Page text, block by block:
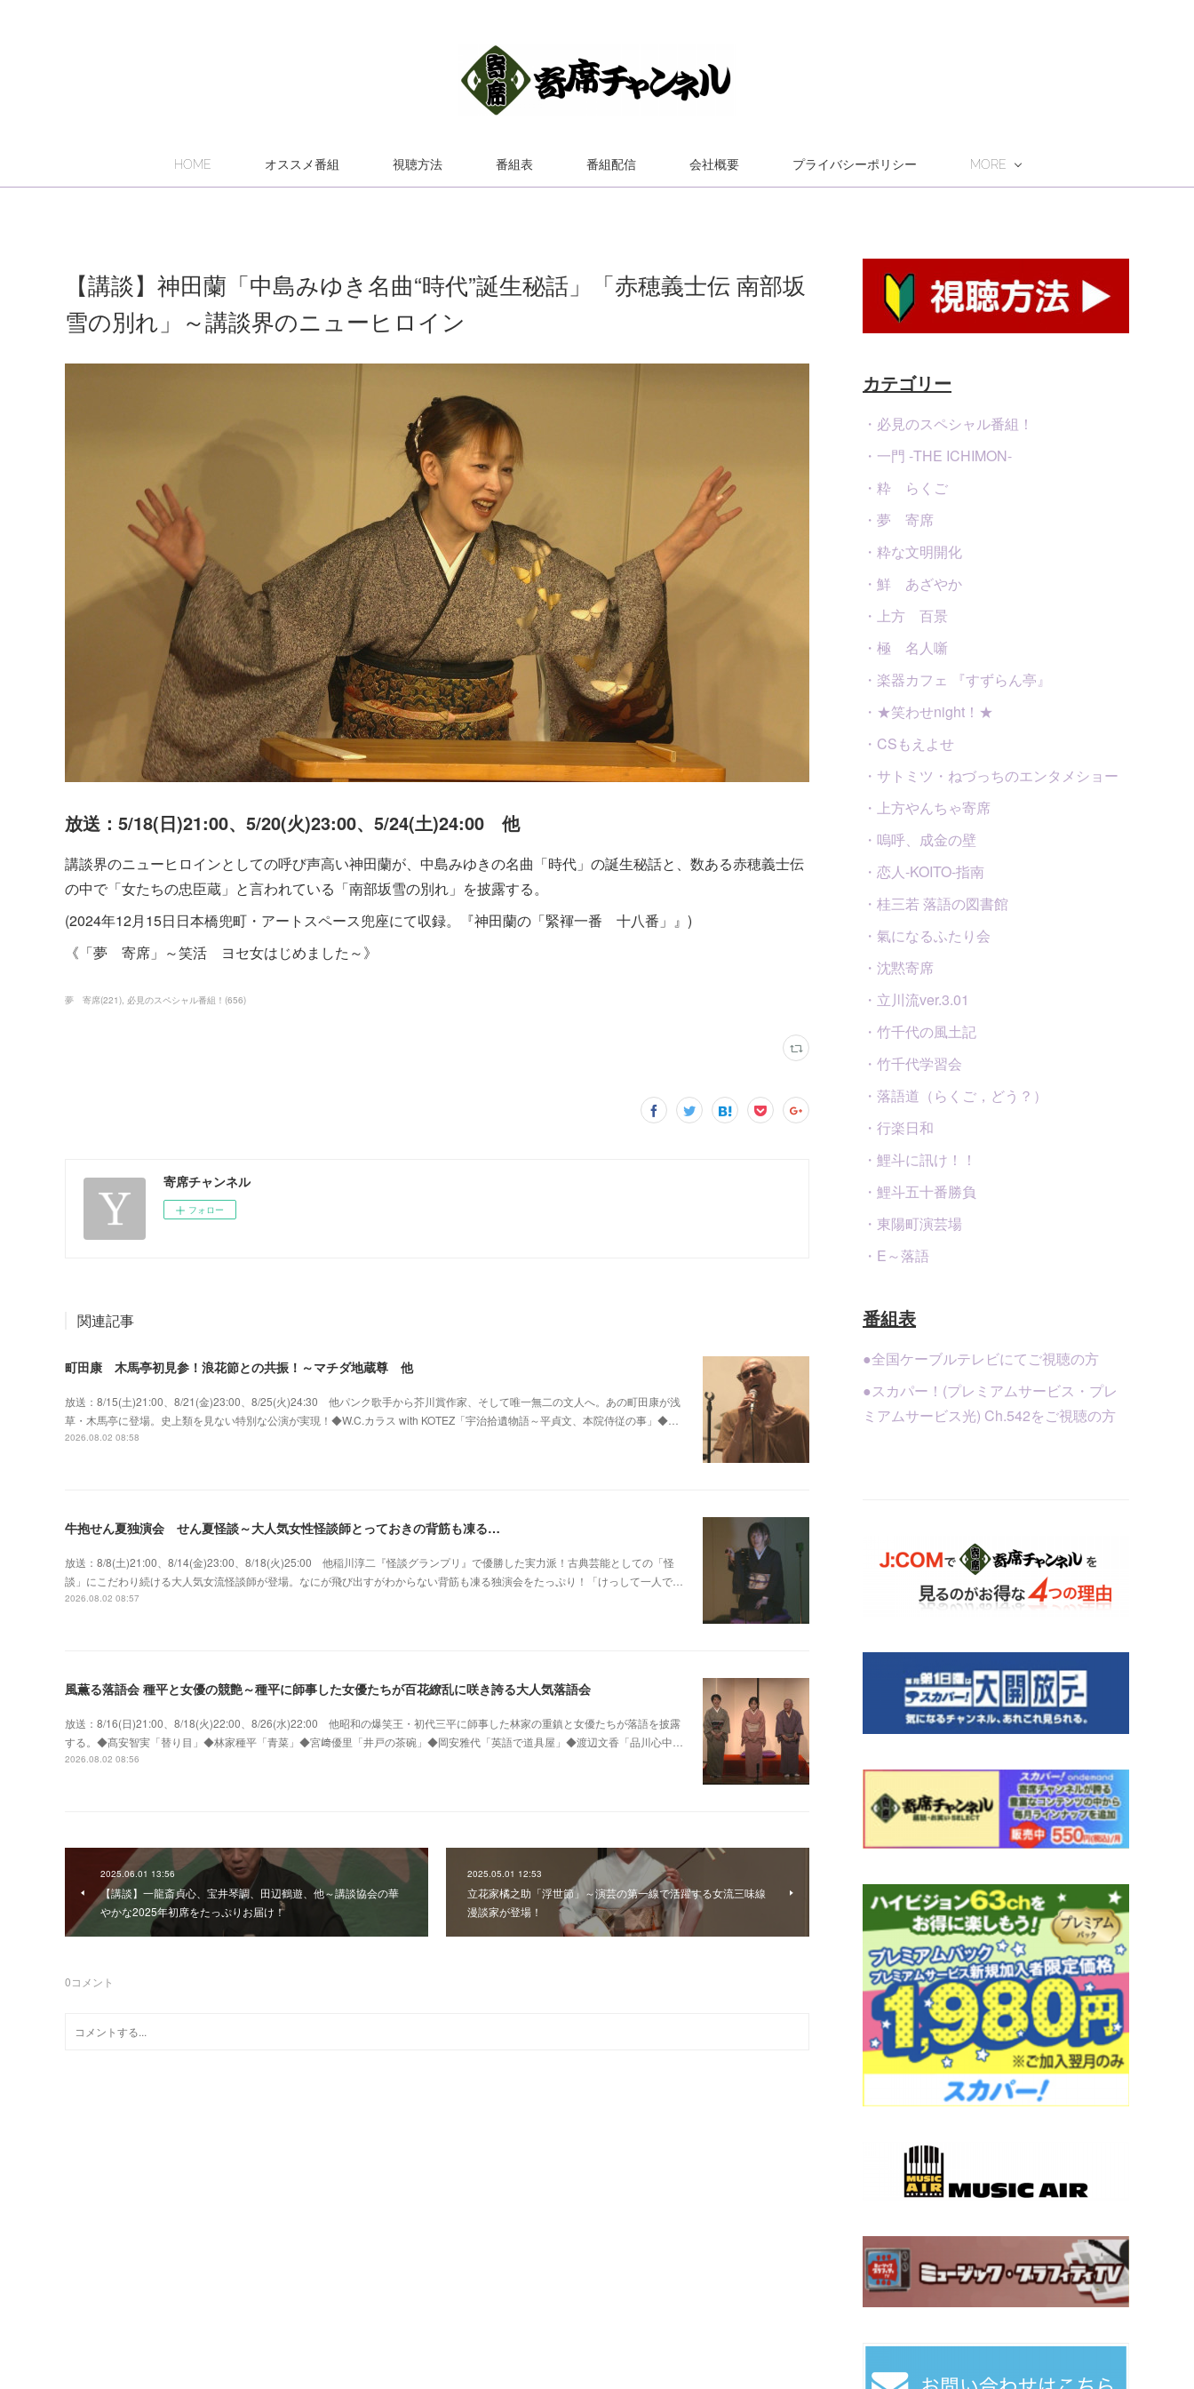
HOME オススメ番組 視聴方法 番組表 番組配信 会社概要 プライバシーポリシー MORE
【講談】神田蘭「中島みゆき名曲“時代”誕生秘話」「赤穂義士伝 南部坂
雪の別れ」～講談界のニューヒロイン
放送：5/18(日)21:00、5/20(火)23:00、5/24(土)24:00 他
講談界のニューヒロインとしての呼び声高い神田蘭が、中島みゆきの名曲「時代」の誕生秘話と、数ある赤穂義士伝
の中で「女たちの忠臣蔵」と言われている「南部坂雪の別れ」を披露する。
(2024年12月15日日本橋兜町・アートスペース兜座にて収録。『神田蘭の「緊褌一番 十八番」』)
《「夢 寄席」～笑活 ヨセ女はじめました～》
夢 寄席(221) 必見のスペシャル番組！ (656)
寄席チャンネル
フォロー
関連記事
町田康 木馬亭初見参！浪花節との共振！～マチダ地蔵尊 他
放送：8/15(土)21:00、8/21(金)23:00、8/25(火)24:30 他パンク歌手から芥川賞作家、そして唯一無二の文人へ。あの町田康が浅
草・木馬亭に登場。史上類を見ない特別な公演が実現！◆W.C.カラス with KOTEZ「宇治拾遺物語～平貞文、本院侍従の事」◆…
2026.08.02 08:58
牛抱せん夏独演会 せん夏怪談～大人気女性怪談師とっておきの背筋も凍る…
放送：8/8(土)21:00、8/14(金)23:00、8/18(火)25:00 他稲川淳二『怪談グランプリ』で優勝した実力派！古典芸能としての「怪
談」にこだわり続ける大人気女流怪談師が登場。なにが飛び出すがわからない背筋も凍る独演会をたっぷり！「けっして一人で…
2026.08.02 08:57
風薫る落語会 種平と女優の競艶～種平に師事した女優たちが百花繚乱に咲き誇る大人気落語会
放送：8/16(日)21:00、8/18(火)22:00、8/26(水)22:00 他昭和の爆笑王・初代三平に師事した林家の重鎮と女優たちが落語を披露
する。◆髙安智実「替り目」◆林家種平「青菜」◆宮﨑優里「井戸の茶碗」◆岡安雅代「英語で道具屋」◆渡辺文香「品川心中…
2026.08.02 08:56
2025.06.01 13:56
【講談】一龍斎貞心、宝井琴調、田辺鶴遊、他～講談協会の華
やかな2025年初席をたっぷりお届け！
2025.05.01 12:53
立花家橘之助「浮世節」～演芸の第一線で活躍する女流三味線
漫談家が登場！
0コメント
カテゴリー
・必見のスペシャル番組！
・一門 -THE ICHIMON-
・粋 らくご
・夢 寄席
・粋な文明開化
・鮮 あざやか
・上方 百景
・極 名人噺
・楽器カフェ 『すずらん亭』
・★笑わせnight！★
・CSもえよせ
・サトミツ・ねづっちのエンタメショー
・上方やんちゃ寄席
・嗚呼、成金の壁
・恋人-KOITO-指南
・桂三若 落語の図書館
・氣になるふたり会
・沈黙寄席
・立川流ver.3.01
・竹千代の風土記
・竹千代学習会
・落語道（らくご，どう？）
・行楽日和
・鯉斗に訊け！！
・鯉斗五十番勝負
・東陽町演芸場
・E～落語
番組表
●全国ケーブルテレビにてご視聴の方
●スカパー！(プレミアムサービス・プレ
ミアムサービス光) Ch.542をご視聴の方